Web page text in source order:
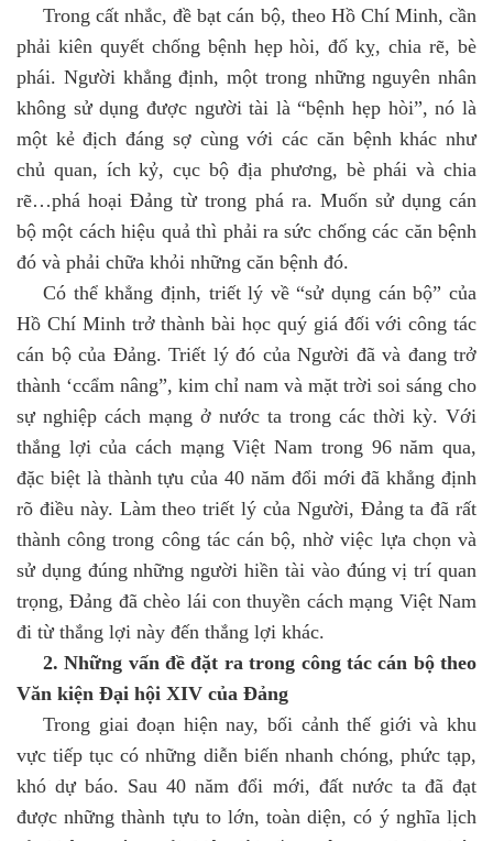
Trong cất nhắc, đề bạt cán bộ, theo Hồ Chí Minh, cần
phải kiên quyết chống bệnh hẹp hòi, đố kỵ, chia rẽ, bè
phái. Người khẳng định, một trong những nguyên nhân
không sử dụng được người tài là “bệnh hẹp hòi”, nó là
một kẻ địch đáng sợ cùng với các căn bệnh khác như
chủ quan, ích kỷ, cục bộ địa phương, bè phái và chia
rẽ…phá hoại Đảng từ trong phá ra. Muốn sử dụng cán
bộ một cách hiệu quả thì phải ra sức chống các căn bệnh
đó và phải chữa khỏi những căn bệnh đó.
Có thể khẳng định, triết lý về “sử dụng cán bộ” của
Hồ Chí Minh trở thành bài học quý giá đối với công tác
cán bộ của Đảng. Triết lý đó của Người đã và đang trở
thành ‘ccẩm nâng”, kim chỉ nam và mặt trời soi sáng cho
sự nghiệp cách mạng ở nước ta trong các thời kỳ. Với
thắng lợi của cách mạng Việt Nam trong 96 năm qua,
đặc biệt là thành tựu của 40 năm đổi mới đã khẳng định
rõ điều này. Làm theo triết lý của Người, Đảng ta đã rất
thành công trong công tác cán bộ, nhờ việc lựa chọn và
sử dụng đúng những người hiền tài vào đúng vị trí quan
trọng, Đảng đã chèo lái con thuyền cách mạng Việt Nam
đi từ thắng lợi này đến thắng lợi khác.
2. Những vấn đề đặt ra trong công tác cán bộ theo
Văn kiện Đại hội XIV của Đảng
Trong giai đoạn hiện nay, bối cảnh thế giới và khu
vực tiếp tục có những diễn biến nhanh chóng, phức tạp,
khó dự báo. Sau 40 năm đổi mới, đất nước ta đã đạt
được những thành tựu to lớn, toàn diện, có ý nghĩa lịch